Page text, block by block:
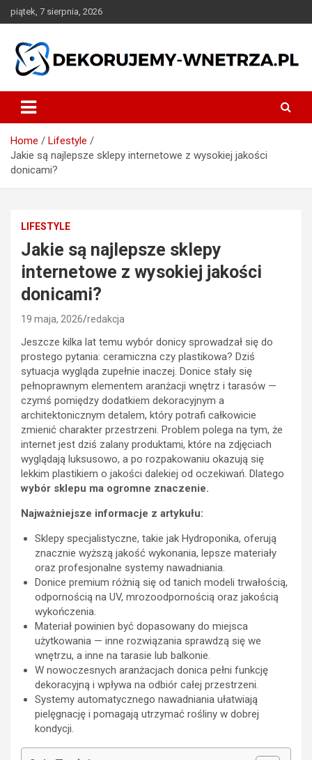
Skip
to
piątek, 7 sierpnia, 2026
dekorujemy-wnetrza.pl
Home
Lifestyle
Jakie są najlepsze sklepy internetowe z wysokiej jakości
donicami?
LIFESTYLE
Jakie są najlepsze sklepy
internetowe z wysokiej jakości
donicami?
19 maja, 2026 redakcja
Jeszcze kilka lat temu wybór donicy sprowadzał się do
prostego pytania: ceramiczna czy plastikowa? Dziś
sytuacja wygląda zupełnie inaczej. Donice stały się
pełnoprawnym elementem aranżacji wnętrz i tarasów —
czymś pomiędzy dodatkiem dekoracyjnym a
architektonicznym detalem, który potrafi całkowicie
zmienić charakter przestrzeni. Problem polega na tym, że
internet jest dziś zalany produktami, które na zdjęciach
wyglądają luksusowo, a po rozpakowaniu okazują się
lekkim plastikiem o jakości dalekiej od oczekiwań. Dlatego
wybór sklepu ma ogromne znaczenie.
Najważniejsze informacje z artykułu:
Sklepy specjalistyczne, takie jak Hydroponika, oferują
znacznie wyższą jakość wykonania, lepsze materiały
oraz profesjonalne systemy nawadniania.
Donice premium różnią się od tanich modeli trwałością,
odpornością na UV, mrozoodpornością oraz jakością
wykończenia.
Materiał powinien być dopasowany do miejsca
użytkowania — inne rozwiązania sprawdzą się we
wnętrzu, a inne na tarasie lub balkonie.
W nowoczesnych aranżacjach donica pełni funkcję
dekoracyjną i wpływa na odbiór całej przestrzeni.
Systemy automatycznego nawadniania ułatwiają
pielęgnację i pomagają utrzymać rośliny w dobrej
kondycji.